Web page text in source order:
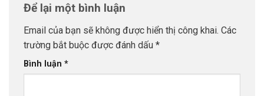
Để lại một bình luận
Email của bạn sẽ không được hiển thị công khai. Các
trường bắt buộc được đánh dấu *
Bình luận *